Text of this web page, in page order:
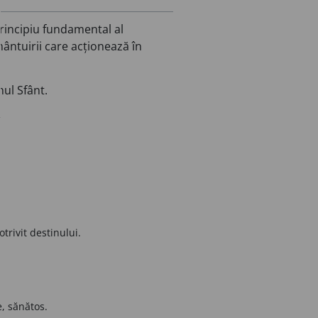
fundamental al
care acționează în
Sfânt.
destinului.
sănătos.